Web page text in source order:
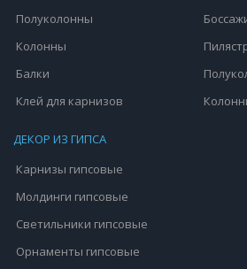
Полуколонны
Колонны
Балки
Клей для карнизов
ДЕКОР ИЗ ГИПСА
Карнизы гипсовые
Молдинги гипсовые
Светильники гипсовые
Орнаменты гипсовые